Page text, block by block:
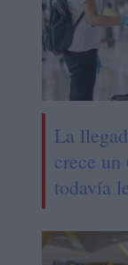
La
crece
todavía